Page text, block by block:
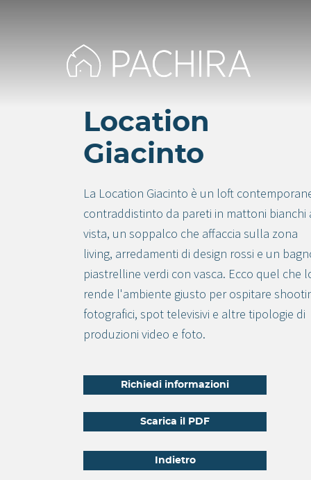
Location
Giacinto
La Location Giacinto è un loft
contraddistinto da pareti in mattoni bianchi
vista, un soppalco che affaccia sulla zona
living, arredamenti di design rossi e un
piastrelline verdi con vasca. Ecco quel che
rende l'ambiente giusto per ospitare
fotografici, spot televisivi e altre tipologie di
produzioni video e foto.
Richiedi informazioni
Scarica il PDF
Indietro